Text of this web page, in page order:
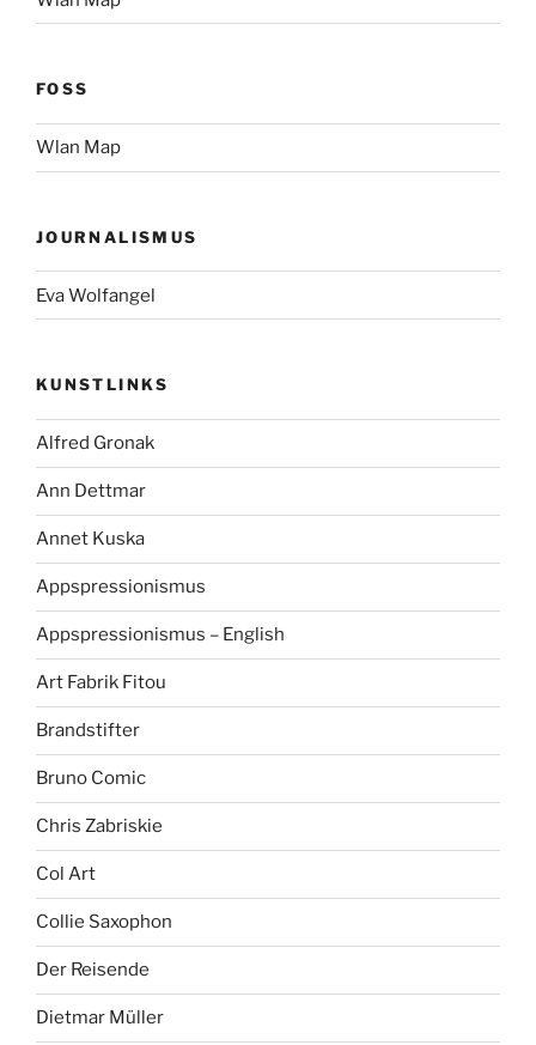
FOSS
Wlan Map
JOURNALISMUS
Eva Wolfangel
KUNSTLINKS
Alfred Gronak
Ann Dettmar
Annet Kuska
Appspressionismus
Appspressionismus – English
Art Fabrik Fitou
Brandstifter
Bruno Comic
Chris Zabriskie
Col Art
Collie Saxophon
Der Reisende
Dietmar Müller